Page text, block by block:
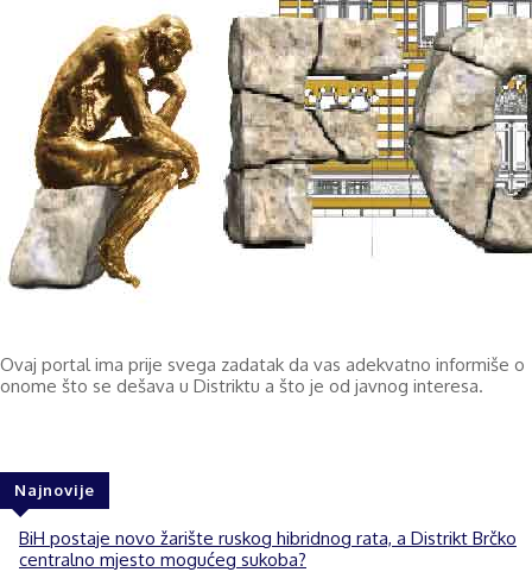
Ovaj portal ima prije svega zadatak da vas adekvatno informiše o
onome što se dešava u Distriktu a što je od javnog interesa.
Najnovije
BiH postaje novo žarište ruskog hibridnog rata, a Distrikt Brčko
centralno mjesto mogućeg sukoba?